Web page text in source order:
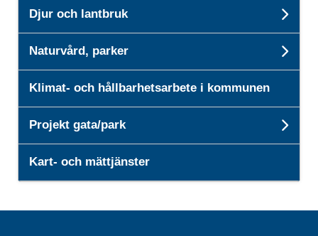
Djur och lantbruk
Naturvård, parker
Klimat- och hållbarhetsarbete i kommunen
Projekt gata/park
Kart- och mättjänster